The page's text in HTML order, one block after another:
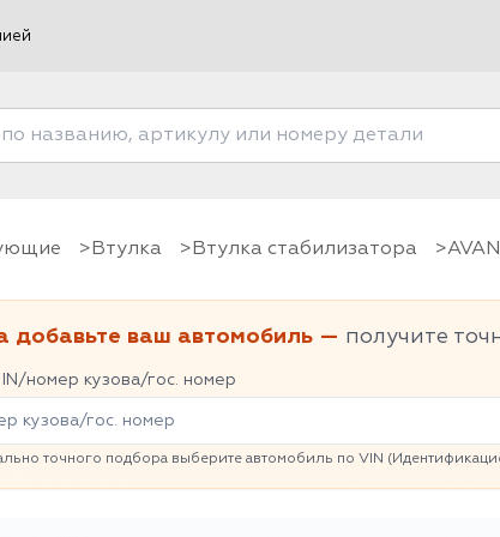
Втулка Втулка стабилизатора
добавьте ваш автомобиль — получите
номер кузова/гос. номер
точного подбора выберите автомобиль по VIN